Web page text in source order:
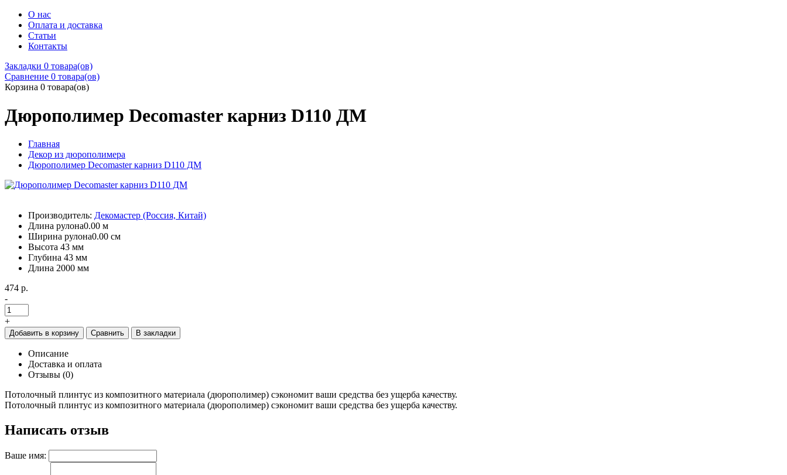
О нас
Оплата и доставка
Статьи
Контакты
Закладки 0 товара(ов)
Сравнение 0 товара(ов)
Корзина 0 товара(ов)
Дюрополимер Decomaster карниз D110 ДМ
Главная
Декор из дюрополимера
Дюрополимер Decomaster карниз D110 ДМ
Производитель: Декомастер (Россия, Китай)
Длина рулона0.00 м
Ширина рулона0.00 см
Высота 43 мм
Глубина 43 мм
Длина 2000 мм
474 р.
-
+
Добавить в корзину Сравнить В закладки
Описание
Доставка и оплата
Отзывы (0)
Потолочный плинтус из композитного материала (дюрополимер) сэкономит ваши средства без ущерба качеству.
Потолочный плинтус из композитного материала (дюрополимер) сэкономит ваши средства без ущерба качеству.
Написать отзыв
Ваше имя: